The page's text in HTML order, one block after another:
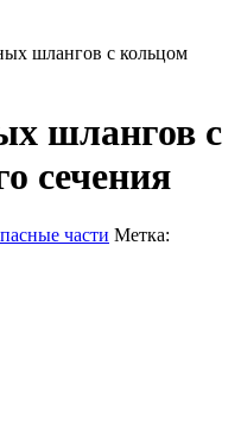
шлангов с кольцом
шлангов с
сечения
части Метка: